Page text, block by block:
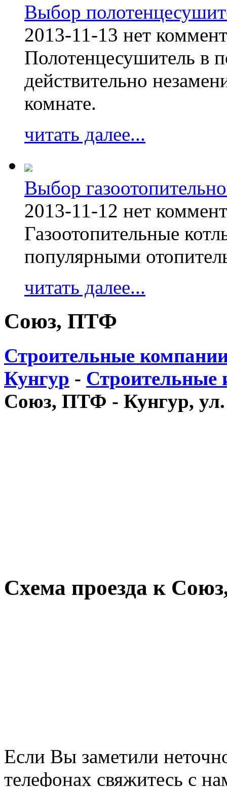
Выбор
2013-11-13 нет
Полотенцесушитель в
действительно
комнате.
читать далее...
Выбор
2013-11-12 нет
Газоотопительные
популярными
читать далее...
Союз, ПТФ
Строительные
Кунгур - Строительные
Союз, ПТФ - Кунгур, ул.
Схема проезда к
Если Вы заметили
телефонах свяжитесь с